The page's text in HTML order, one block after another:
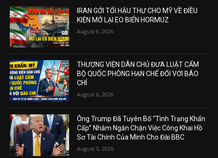
IRAN GỞI TỐI HẬU THƯ CHO MỸ VỀ ĐIỀU
KIỆN MỞ LẠI EO BIỂN HORMUZ
August 9, 2026
THƯỢNG VIỆN DÂN CHỦ ĐƯA LUẬT CẤM
BỘ QUỐC PHÒNG HẠN CHẾ ĐỐI VỚI BÁO
CHÍ
August 6, 2026
Ông Trump Đã Tuyên Bố “Tình Trạng Khẩn
Cấp” Nhằm Ngăn Chặn Việc Công Khai Hồ
Sơ Tài Chính Của Mình Cho Đài BBC
August 5, 2026